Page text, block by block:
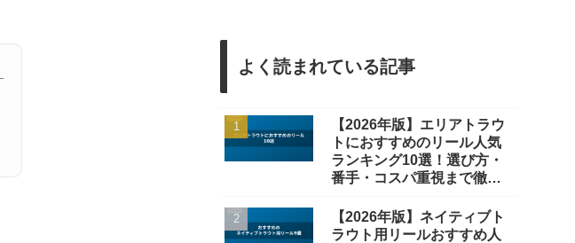
よく読まれている記事
【2026年版】エリアトラウ
トにおすすめのリール人気
ランキング10選！選び方・
番手・コスパ重視まで徹底
【2026年版】ネイティブト
ラウト用リールおすすめ人